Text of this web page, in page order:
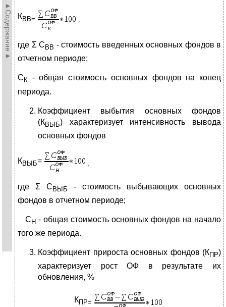
►Содержание► КВВ= ,
где Σ С ВВ - стоимость введенных основных фондов в
отчетном периоде;
С К - общая стоимость основных фондов на конец
периода.
Коэффициент выбытия основных фондов
(КВЫБ) характеризует интенсивность вывода
основных фондов
КВЫБ=
где Σ С ВЫБ
- стоимость выбывающих основных
фондов в отчетном периоде;
С Н - общая стоимость основных фондов на начало
того же периода.
Коэффициент прироста основных фондов (КПР)
характеризует рост ОФ в результате их
обновления, %
КПР=